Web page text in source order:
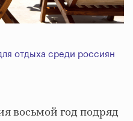
отдыха среди россиян
восьмой год подряд